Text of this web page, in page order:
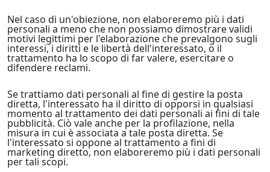
Nel caso di un'obiezione, non elaboreremo più i dati
personali a meno che non possiamo dimostrare validi
motivi legittimi per l'elaborazione che prevalgono sugli
interessi, i diritti e le libertà dell'interessato, o il
trattamento ha lo scopo di far valere, esercitare o
difendere reclami.
Se trattiamo dati personali al fine di gestire la posta
diretta, l'interessato ha il diritto di opporsi in qualsiasi
momento al trattamento dei dati personali ai fini di tale
pubblicità. Ciò vale anche per la profilazione, nella
misura in cui è associata a tale posta diretta. Se
l'interessato si oppone al trattamento a fini di
marketing diretto, non elaboreremo più i dati personali
per tali scopi.